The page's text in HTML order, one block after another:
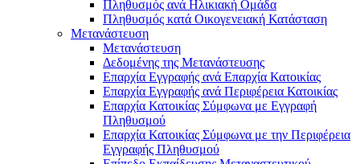
Πληθυσμός ανά Ηλικιακή Ομάδα
Πληθυσμός κατά Οικογενειακή Κατάσταση
Μετανάστευση
Μετανάστευση
Δεδομένης της Μετανάστευσης
Επαρχία Εγγραφής ανά Επαρχία Κατοικίας
Επαρχία Εγγραφής ανά Περιφέρεια Κατοικίας
Επαρχία Κατοικίας Σύμφωνα με Εγγραφή
Πληθυσμού
Επαρχία Κατοικίας Σύμφωνα με την Περιφέρεια
Εγγραφής Πληθυσμού